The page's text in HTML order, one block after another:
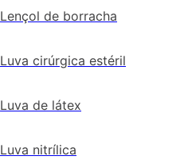
Lençol de borracha
Luva cirúrgica estéril
Luva de látex
Luva nitrílica